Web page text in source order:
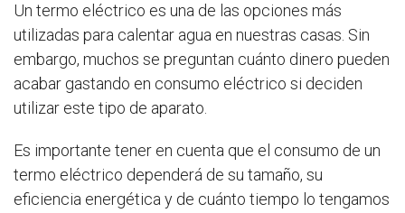
Un termo eléctrico es una de las opciones más
utilizadas para calentar agua en nuestras casas. Sin
embargo, muchos se preguntan cuánto dinero pueden
acabar gastando en consumo eléctrico si deciden
utilizar este tipo de aparato.
Es importante tener en cuenta que el consumo de un
termo eléctrico dependerá de su tamaño, su
eficiencia energética y de cuánto tiempo lo tengamos